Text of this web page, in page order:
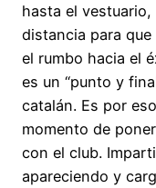
hasta el
distancia para
el rumbo hacia el
es un “punto y
catalán. Es por
momento de
con el club.
apareciendo y